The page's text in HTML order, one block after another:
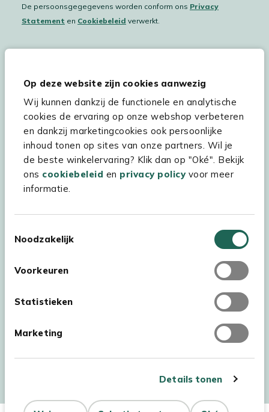
Op deze website zijn cookies aanwezig
Wij kunnen dankzij de functionele en analytische
cookies de ervaring op onze webshop verbeteren
en dankzij marketingcookies ook persoonlijke
inhoud tonen op sites van onze partners. Wil je
de beste winkelervaring? Klik dan op "Oké". Bekijk
ons cookiebeleid en privacy policyvoor meer
informatie.
Noodzakelijk
Voorkeuren
Statistieken
Marketing
Details tonen
De persoonsgegegevens worden conform ons Privacy
Statement en Cookiebeleid verwerkt.
Hulp & service
Assortiment
Kees Smit Tuinmeubelen
Experience Stores XXL